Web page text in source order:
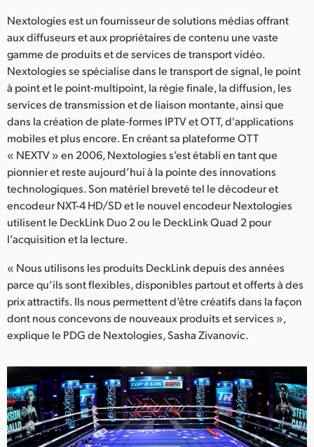
Portugal
Singapore
South Africa
Spain
Sweden
Chinese Taipei
Turkey
Ukraine
United Kingdom
United States
Nextologies est un fournisseur de solutions médias offrant
aux diffuseurs et aux propriétaires de contenu une vaste
gamme de produits et de services de transport vidéo.
Nextologies se spécialise dans le transport de signal, le point
à point et le point-multipoint, la régie finale, la diffusion, les
services de transmission et de liaison montante, ainsi que
dans la création de plate-formes IPTV et OTT, d'applications
mobiles et plus encore. En créant sa plateforme OTT
« NEXTV » en 2006, Nextologies s’est établi en tant que
pionnier et reste aujourd’hui à la pointe des innovations
technologiques. Son matériel breveté tel le décodeur et
encodeur NXT-4 HD/SD et le nouvel encodeur Nextologies
utilisent le DeckLink Duo 2 ou le DeckLink Quad 2 pour
l’acquisition et la lecture.
« Nous utilisons les produits DeckLink depuis des années
parce qu’ils sont flexibles, disponibles partout et offerts à des
prix attractifs. Ils nous permettent d’être créatifs dans la façon
dont nous concevons de nouveaux produits et services »,
explique le PDG de Nextologies, Sasha Zivanovic.